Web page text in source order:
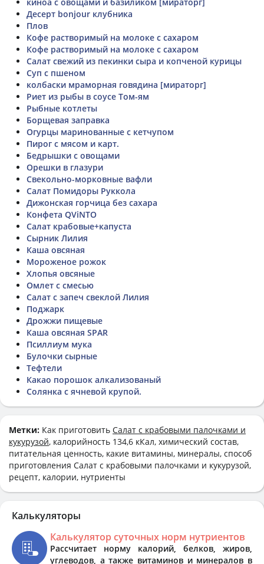
Десерт bonjour клубника
Плов
Кофе растворимый на молоке с сахаром
Кофе растворимый на молоке с сахаром
Салат свежий из пекинки сыра и копченой курицы
Суп с пшеном
колбаски мраморная говядина [мираторг]
Риет из рыбы в соусе Том-ям
Рыбные котлеты
Борщевая заправка
Огурцы маринованные с кетчупом
Пирог с мясом и карт.
Бедрышки с овощами
Орешки в глазури
Свекольно-морковные вафли
Салат Помидоры Руккола
Дижонская горчица без сахара
Конфета QViNTO
Салат крабовые+капуста
Сырник Лилия
Каша овсяная
Мороженое рожок
Хлопья овсяные
Омлет с смесью
Салат с запеч свеклой Лилия
Поджарк
Дрожжи пищевые
Каша овсяная SPAR
Псиллиум мука
Булочки сырные
Тефтели
Какао порошок алкализованый
Солянка с ячневой крупой.
Метки: Как приготовить Салат с крабовыми палочками и
кукурузой, калорийность 134,6 кКал, химический состав,
питательная ценность, какие витамины, минералы, способ
приготовления Салат с крабовыми палочками и кукурузой,
рецепт, калории, нутриенты
Калькуляторы
Калькулятор суточных норм нутриентов
Рассчитает норму калорий, белков, жиров,
углеводов, а также витаминов и минералов в